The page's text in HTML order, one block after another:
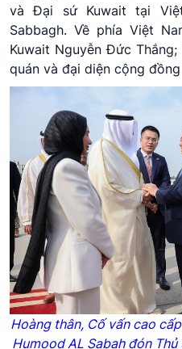
và Đại sứ Kuwait tại
Sabbagh. Về phía Việt
Kuwait Nguyễn Đức
quán và đại diện cộng
Hoàng thân, Cố vấn cao
HumoodAL Sabahđón Thủ